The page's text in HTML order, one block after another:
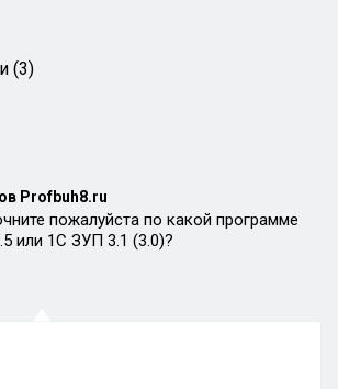
(3)
Profbuh8.ru
пожалуйста по какой программе
или 1С ЗУП 3.1 (3.0)?